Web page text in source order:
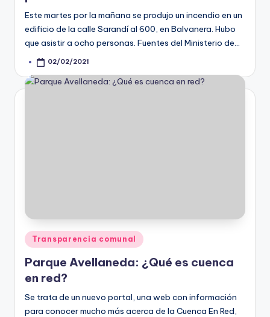
Este martes por la mañana se produjo un incendio en un
edificio de la calle Sarandí al 600, en Balvanera. Hubo
que asistir a ocho personas. Fuentes del Ministerio de…
Posted02/02/2021
Posted
in
Transparencia comunal
Parque Avellaneda: ¿Qué es cuenca
en red?
Se trata de un nuevo portal, una web con información
para conocer mucho más acerca de la Cuenca En Red,